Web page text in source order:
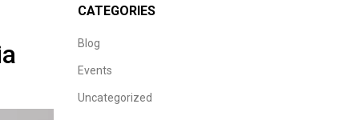
CATEGORIES
Blog
Events
Uncategorized